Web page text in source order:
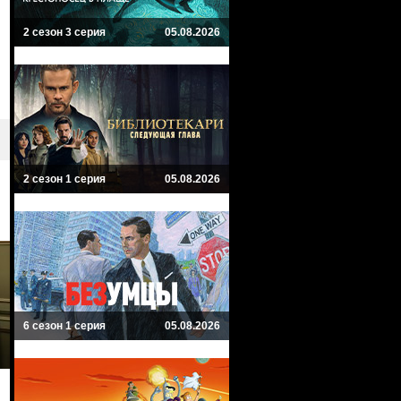
2 сезон 3 серия 05.08.2026
2 сезон 1 серия 05.08.2026
6 сезон 1 серия 05.08.2026